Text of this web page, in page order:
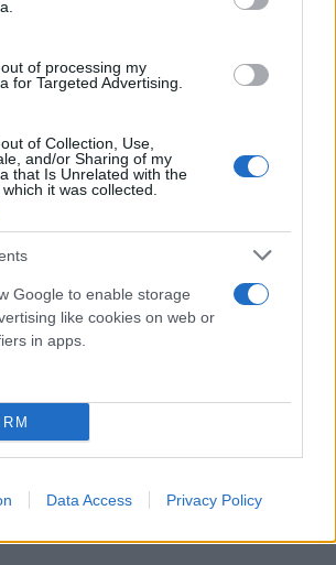
of processing my
for Targeted Advertising.
of Collection, Use,
and/or Sharing of my
that Is Unrelated with the
it was collected.
Google to enable storage
like cookies on web or
in apps.
Data Access Privacy Policy
στα social για το θάνατο του
ζούσε με λύκους - Τι απαντά ο δρ
Ζωολογίας